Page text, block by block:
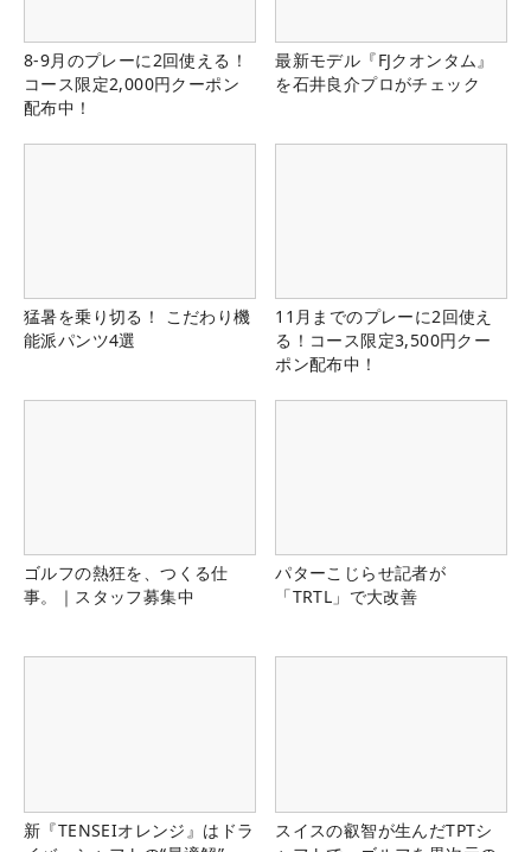
8-9月のプレーに2回使える！
コース限定2,000円クーポン
配布中！
最新モデル『FJクオンタム』
を石井良介プロがチェック
猛暑を乗り切る！ こだわり機
能派パンツ4選
11月までのプレーに2回使え
る！コース限定3,500円クー
ポン配布中！
ゴルフの熱狂を、つくる仕
事。｜スタッフ募集中
パターこじらせ記者が
「TRTL」で大改善
新『TENSEIオレンジ』はドラ
スイスの叡智が生んだTPTシ